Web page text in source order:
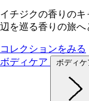
イチジクの香りの
辺を巡る香りの旅へ
コレクションをみる
ボディケア
ボディケ